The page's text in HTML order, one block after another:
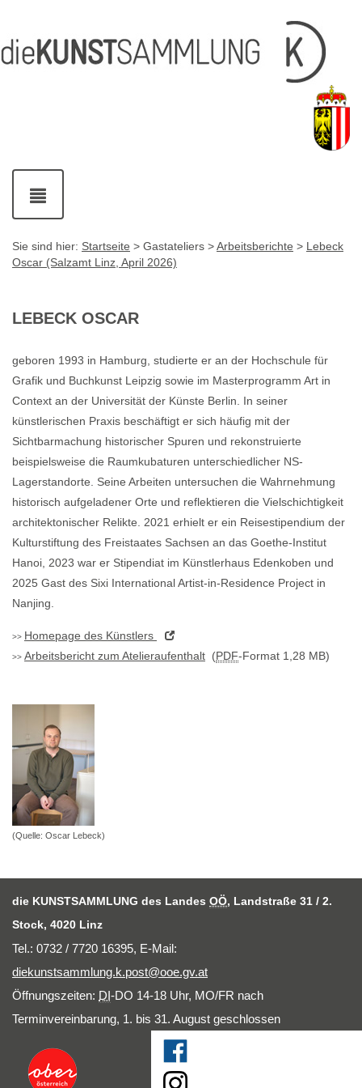
[1]
[2]
Links
[3]
mit
Kontaktdaten
Navigation
ein-
und
Sie sind hier: Startseite > Gastateliers >Arbeitsberichte > Lebeck
Oscar (Salzamt Linz, April 2026)
LEBECK OSCAR
geboren 1993 in Hamburg, studierte er an der Hochschule für
Grafik und Buchkunst Leipzig sowie im Masterprogramm Art in
Context an der Universität der Künste Berlin. In seiner
künstlerischen Praxis beschäftigt er sich häufig mit der
Sichtbarmachung historischer Spuren und rekonstruierte
beispielsweise die Raumkubaturen unterschiedlicher NS-
Lagerstandorte. Seine Arbeiten untersuchen die Wahrnehmung
historisch aufgeladener Orte und reflektieren die Vielschichtigkeit
architektonischer Relikte. 2021 erhielt er ein Reisestipendium der
Kulturstiftung des Freistaates Sachsen an das Goethe-Institut
Hanoi, 2023 war er Stipendiat im Künstlerhaus Edenkoben und
2025 Gast des Sixi International Artist-in-Residence Project in
Nanjing.
Homepage des Künstlers
Arbeitsbericht zum Atelieraufenthalt (PDF-Format 1,28 MB)
(Quelle: Oscar Lebeck)
die KUNSTSAMMLUNG des Landes OÖ, Landstraße 31 / 2.
Stock, 4020 Linz
Tel.: 0732 / 7720 16395, E-Mail:
diekunstsammlung.k.post@ooe.gv.at
Öffnungszeiten: DI-DO 14-18 Uhr, MO/FR nach
Terminvereinbarung, 1. bis 31. August geschlossen